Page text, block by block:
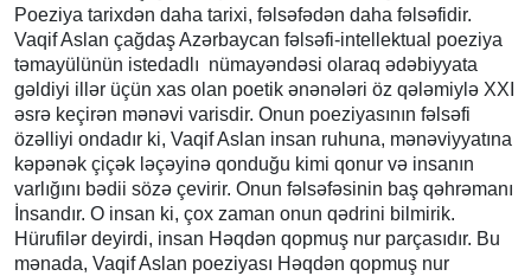
Poeziya tarixdən daha tarixi, fəlsəfədən daha fəlsəfidir.
Vaqif Aslan çağdaş Azərbaycan fəlsəfi-intellektual poeziya
təmayülünün istedadlı nümayəndəsi olaraq ədəbiyyata
gəldiyi illər üçün xas olan poetik ənənələri öz qələmiylə XXI
əsrə keçirən mənəvi varisdir. Onun poeziyasının fəlsəfi
özəlliyi ondadır ki, Vaqif Aslan insan ruhuna, mənəviyyatına
kəpənək çiçək ləçəyinə qonduğu kimi qonur və insanın
varlığını bədii sözə çevirir. Onun fəlsəfəsinin baş qəhrəmanı
İnsandır. O insan ki, çox zaman onun qədrini bilmirik.
Hürufilər deyirdi, insan Həqdən qopmuş nur parçasıdır. Bu
mənada, Vaqif Aslan poeziyası Həqdən qopmuş nur